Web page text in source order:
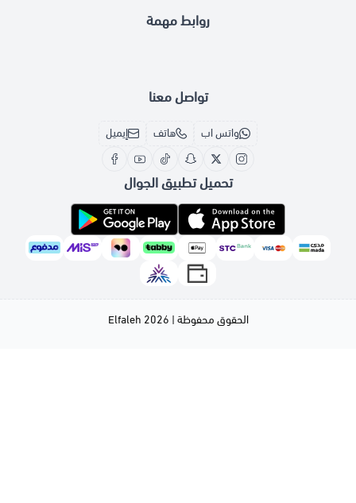
روابط مهمة
تواصل معنا
واتس اب هاتف إيميل
تحميل تطبيق الجوال
الحقوق محفوظة | 2026 Elfaleh